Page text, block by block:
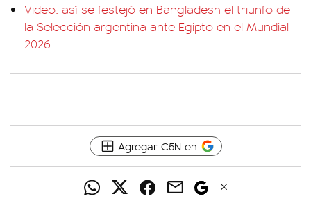
Video: así se festejó en Bangladesh el triunfo de
la Selección argentina ante Egipto en el Mundial
2026
Agregar C5N en